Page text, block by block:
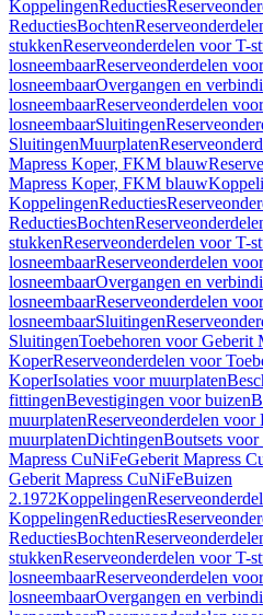
KoppelingenReducties
ReductiesBochten
stukkenReserveonderdelen voor T-
losneembaarReserveonderdelen
losneembaarOvergangen en
losneembaarReserveonderdelen
losneembaarSluitingen
SluitingenMuurplaten
Mapress Koper, FKM blauw
Mapress Koper, FKM blauw
KoppelingenReducties
ReductiesBochten
stukkenReserveonderdelen voor T-
losneembaarReserveonderdelen
losneembaarOvergangen en
losneembaarReserveonderdelen
losneembaarSluitingen
SluitingenToebehoren voor Geberit
KoperReserveonderdelen voor
KoperIsolaties voor muurplaten
fittingenBevestigingen voor buizen
muurplatenReserveonderdelen
muurplatenDichtingenBoutsets
Mapress CuNiFeGeberit Mapress
Geberit Mapress CuNiFeBuizen
2.1972Koppelingen
KoppelingenReducties
ReductiesBochten
stukkenReserveonderdelen voor T-
losneembaarReserveonderdelen
losneembaarOvergangen en